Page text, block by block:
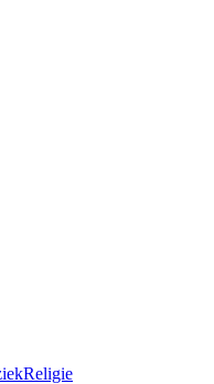
Religie